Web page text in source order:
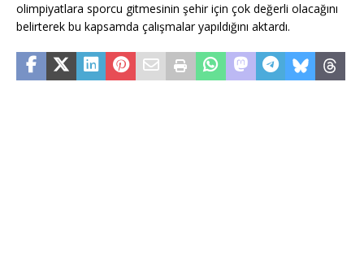
olimpiyatlara sporcu gitmesinin şehir için çok değerli olacağını
belirterek bu kapsamda çalışmalar yapıldığını aktardı.